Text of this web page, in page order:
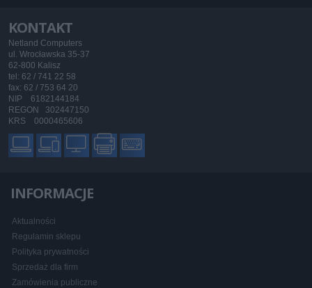
KONTAKT
Netland Computers
ul. Wrocławska 35-37
62-800 Kalisz
tel: 62 / 741 22 58
fax: 62 / 753 64 20
NIP 6182144184
REGON 302447150
KRS 0000465606
INFORMACJE
Aktualności
Regulamin sklepu
Polityka prywatności
Sprzedaż dla firm
Zamówienia publiczne